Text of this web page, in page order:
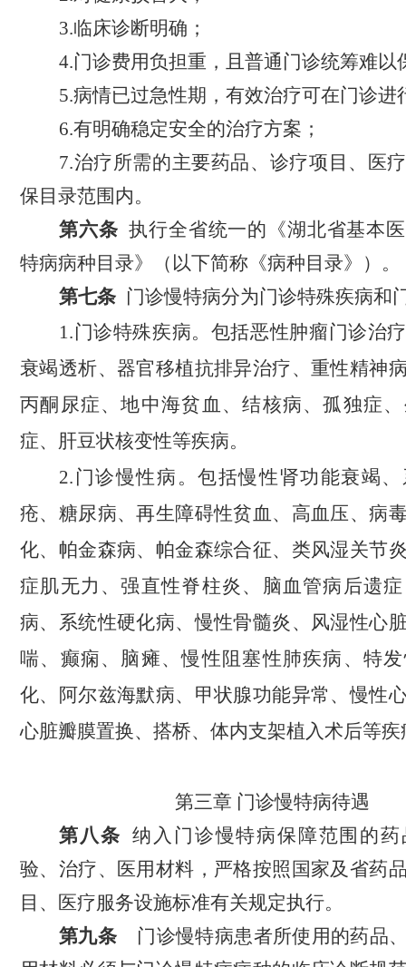
3.临床诊断明确；
4.门诊费用负担重，且普通门诊统筹难以
5.病情已过急性期，有效治疗可在门诊进
6.有明确稳定安全的治疗方案；
7.治疗所需的主要药品、诊疗项目、医
保目录范围内。
第六条 执行全省统一的 《湖北省基本
特病病种目录》（ 以下简称 《病种目录》 ） 。
第七条 门诊慢特病分为门诊特殊疾病和
1.门诊特殊疾病。 包括恶性肿瘤门诊治疗
衰竭透析、器官移植抗排异治疗、重性精神
丙酮尿症、地中海贫血、结核病、孤独症
症、肝豆状核变性等疾病。
2.门诊慢性病。包括慢性肾功能衰竭
疮、糖尿病、再生障碍性贫血、高血压、病
化、帕金森病、帕金森综合征、类风湿关节
症肌无力、强直性脊柱炎、脑血管病后遗
病、系统性硬化病、慢性骨髓炎、风湿性心
喘、癫痫、脑瘫、慢性阻塞性肺疾病、特
化、阿尔兹海默病、甲状腺功能异常、慢性
心脏瓣膜置换、搭桥、体内支架植入术后等疾
第三章 门诊慢特病待遇
第八条 纳入门诊慢特病保障范围的
验、治疗、医用材料，严格按照国家及省药
目、医疗服务设施标准有关规定执行。
第九条 门诊慢特病患者所使用的药品